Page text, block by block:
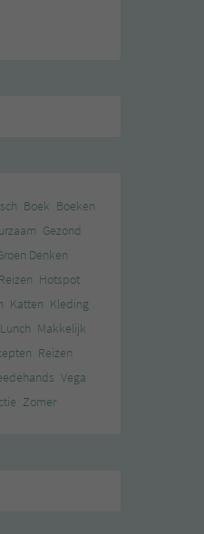
Boek Boeken
Gezond
Denken
Hotspot
Katten Kleding
Lunch Makkelijk
Reizen
Vega
Zomer